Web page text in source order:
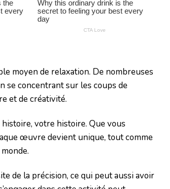
moyen de relaxation. De nombreuses
se concentrant sur les coups de
et de créativité.
votre histoire. Que vous
œuvre devient unique, tout comme
de la précision, ce qui peut aussi avoir